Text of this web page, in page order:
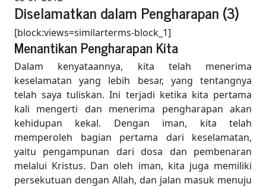
Diselamatkan dalam Pengharapan (3)
[block:views=similarterms-block_1]
Menantikan Pengharapan Kita
Dalam kenyataannya, kita telah menerima
keselamatan yang lebih besar, yang tentangnya
telah saya tuliskan. Ini terjadi ketika kita pertama
kali mengerti dan menerima pengharapan akan
kehidupan kekal. Dengan iman, kita telah
memperoleh bagian pertama dari keselamatan,
yaitu pengampunan dari dosa dan pembenaran
melalui Kristus. Dan oleh iman, kita juga memiliki
persekutuan dengan Allah, dan jalan masuk menuju